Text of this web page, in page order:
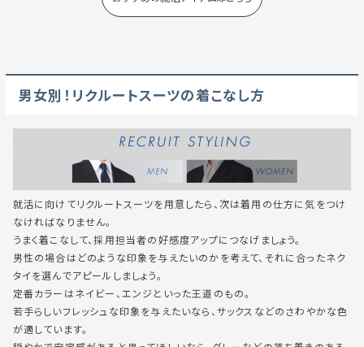
男女別！リクルートスーツの着こなし方
就活に向けてリクルートスーツを用意したら、次は着用の仕方に気をつけ
なければなりません。
うまく着こなして、採用担当者の好感度アップにつなげましょう。
男性の場合はどのような印象を与えたいのかを考えて、それに合ったネク
タイを選んでアピールしましょう。
定番カラーはネイビー、エンジといった王道のもの。
若手らしいフレッシュな印象を与えたいなら、サックスなどのさわやかな色
が適しています。